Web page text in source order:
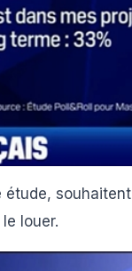
étude, souhaitent
louer.